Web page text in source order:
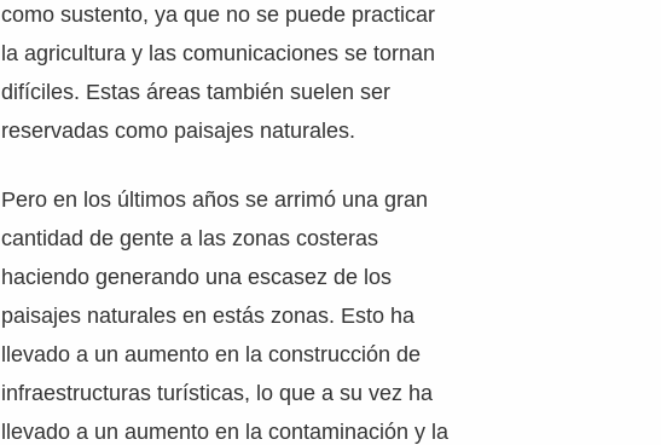
como sustento, ya que no se puede practicar
la agricultura y las comunicaciones se tornan
difíciles. Estas áreas también suelen ser
reservadas como paisajes naturales.
Pero en los últimos años se arrimó una gran
cantidad de gente a las zonas costeras
haciendo generando una escasez de los
paisajes naturales en estás zonas. Esto ha
llevado a un aumento en la construcción de
infraestructuras turísticas, lo que a su vez ha
llevado a un aumento en la contaminación y la